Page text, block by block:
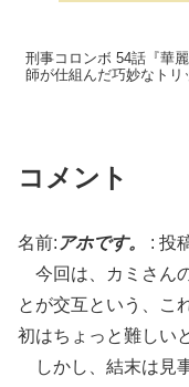
刑事コロンボ 54話『華
師が仕組んだ巧妙なトリ
コメント
名前: アホです。 : 投
今回は、カミさん
とが交互という、こ
初はちょっと難しい
しかし、結末は見